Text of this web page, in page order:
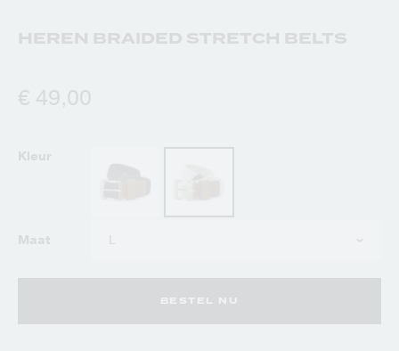
HEREN BRAIDED STRETCH BELTS
€ 49,00
Kleur
Maat
BESTEL NU